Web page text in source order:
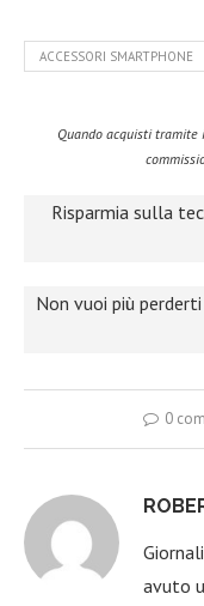
ACCESSORI SMARTPHONE
Quando acquisti tramite
Risparmia sulla
Non vuoi più
0
avuto